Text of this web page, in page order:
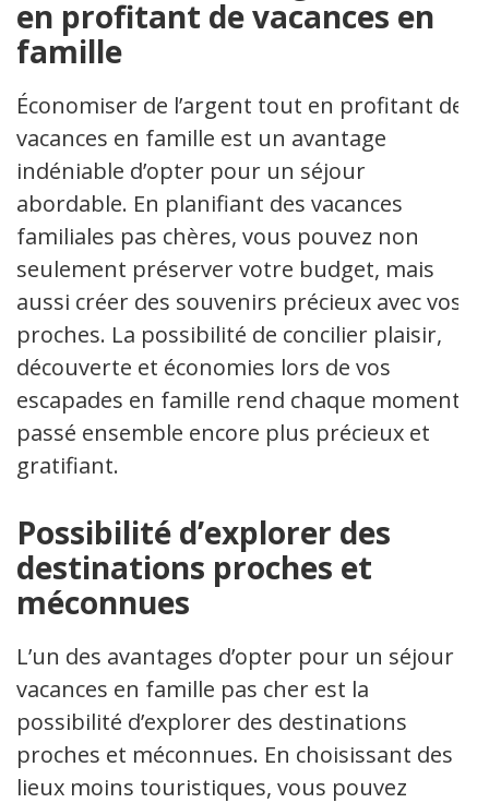
en profitant de vacances en
famille
Économiser de l’argent tout en profitant de
vacances en famille est un avantage
indéniable d’opter pour un séjour
abordable. En planifiant des vacances
familiales pas chères, vous pouvez non
seulement préserver votre budget, mais
aussi créer des souvenirs précieux avec vos
proches. La possibilité de concilier plaisir,
découverte et économies lors de vos
escapades en famille rend chaque moment
passé ensemble encore plus précieux et
gratifiant.
Possibilité d’explorer des
destinations proches et
méconnues
L’un des avantages d’opter pour un séjour
vacances en famille pas cher est la
possibilité d’explorer des destinations
proches et méconnues. En choisissant des
lieux moins touristiques, vous pouvez